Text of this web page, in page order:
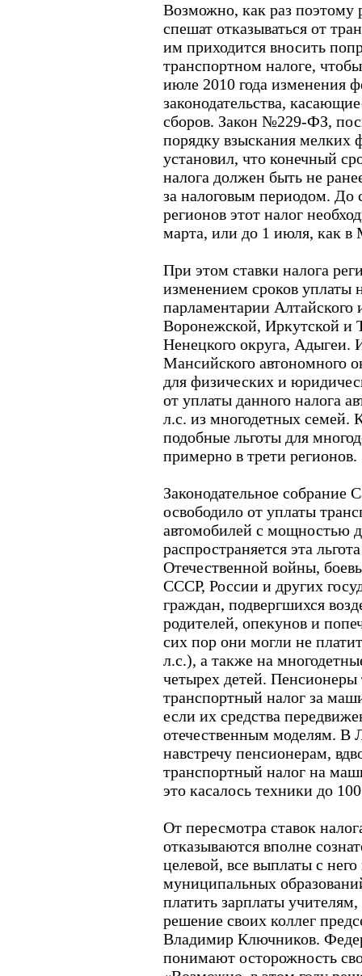
Возможно, как раз поэтому
спешат отказываться от
им приходится вносить
транспортном налоге,
июле 2010 года изменения
законодательства,
сборов. Закон №229-ФЗ,
порядку взыскания мелких
установил, что конечный
налога должен быть не
за налоговым периодом. До
регионов этот налог
марта, или до 1 июля, как в
При этом ставки налога
изменением сроков уплаты
парламентарии Алтайского
Воронежской, Иркутской и
Ненецкого округа, Адыгеи.
Мансийского автономного
для физических и
от уплаты данного налога
л.с. из многодетных семей.
подобные льготы для
примерно в трети регионов.
Законодательное собрание
освободило от уплаты
автомобилей с мощностью
распространяется эта
Отечественной войны,
СССР, России и других
граждан, подвергшихся
родителей, опекунов и
сих пор они могли не
л.с.), а также на
четырех детей. Пенсионеры
транспортный налог за
если их средства
отечественным моделям. В
навстречу пенсионерам,
транспортный налог на
это касалось техники до
От пересмотра ставок
отказываются вполне
целевой, все выплаты с
муниципальных
платить зарплаты
решение своих коллег
Владимир Ключников.
понимают осторожность